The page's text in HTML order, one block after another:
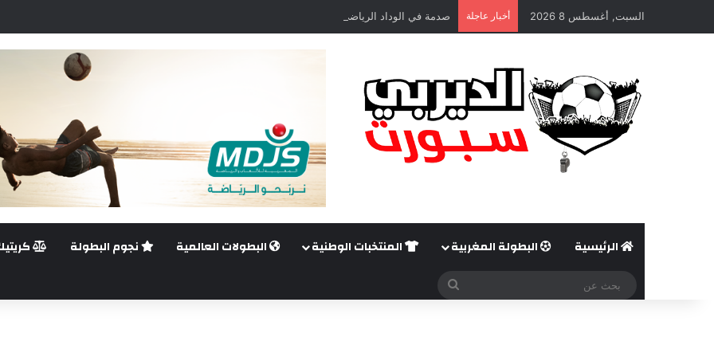
السبت, أغسطس 8 2026 أخبار عاجلة صدمة في الوداد الرياضي.. غيليرمي فيريرا يقترب من الجراحة بعد قطع في الرباط الصليبي
الرئيسية البطولة المغربية المنتخبات الوطنية البطولات العالمية نجوم البطولة